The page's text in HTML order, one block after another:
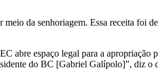
da senhoriagem. Essa receita foi
abre espaço legal para a
do BC [Gabriel Galípolo]”, diz o